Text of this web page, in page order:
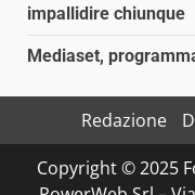
impallidire chiunque
Mediaset,
Redazione
Copyright © 2025